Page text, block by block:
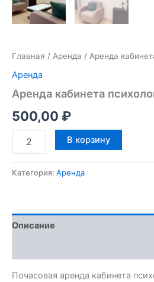
Главная / Аренда / Аренда
Аренда
Аренда кабинета
500,00 ₽
В корзину
Категория: Аренда
Описание
Почасовая аренда кабинета